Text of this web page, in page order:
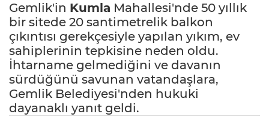
Gemlik'in Kumla Mahallesi'nde 50 yıllık
bir sitede 20 santimetrelik balkon
çıkıntısı gerekçesiyle yapılan yıkım, ev
sahiplerinin tepkisine neden oldu.
İhtarname gelmediğini ve davanın
sürdüğünü savunan vatandaşlara,
Gemlik Belediyesi'nden hukuki
dayanaklı yanıt geldi.